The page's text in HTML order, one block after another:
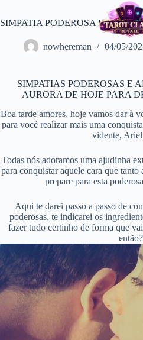
oSIMPATIA PODEROSA E
nowhereman 04/05/
SIMPATIAS PODEROSAS E
AURORA DE HOJE PARA
Boa tarde amores, hoje vamos dar à
para você realizar mais uma
vidente,
Todas nós adoramos uma ajudinha
para conquistar aquele cara que tanto
prepare para esta
Aqui te darei passo a passo de
poderosas, te indicarei os
fazer tudo certinho de forma que